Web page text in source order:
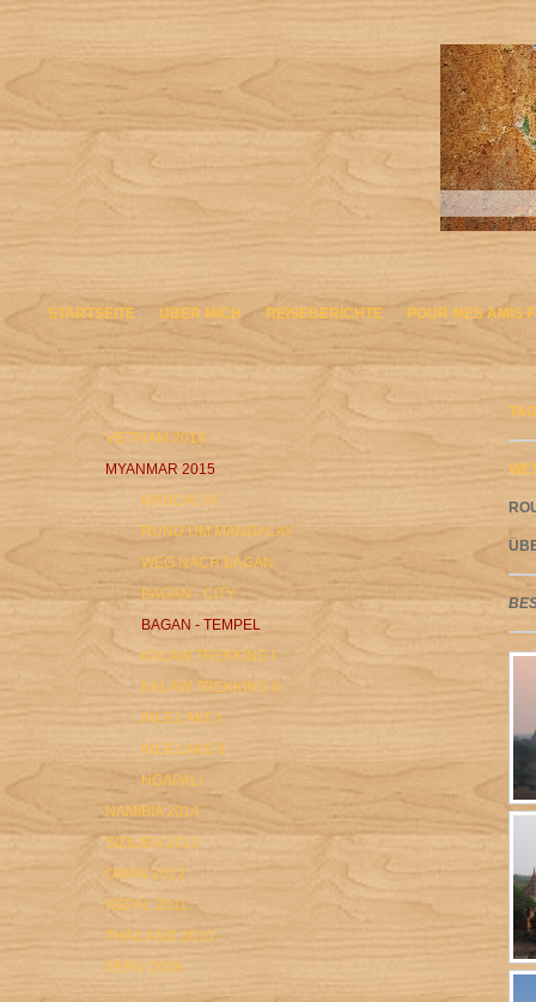
STARTSEITE ÜBER MICH REISEBERICHTE POUR MES AMIS
VIETNAM 2016
MYANMAR 2015
MANDALAY
RUND UM MANDALAY
WEG NACH BAGAN
BAGAN - CITY
BAGAN - TEMPEL
KALAW TREKKING I
KALAW TREKKING II
INLE LAKE I
INLE LAKE II
NGAPALI
NAMIBIA 2014
SIZILIEN 2013
OMAN 2012
NEPAL 2011
THAILAND 2010
PERU 2009